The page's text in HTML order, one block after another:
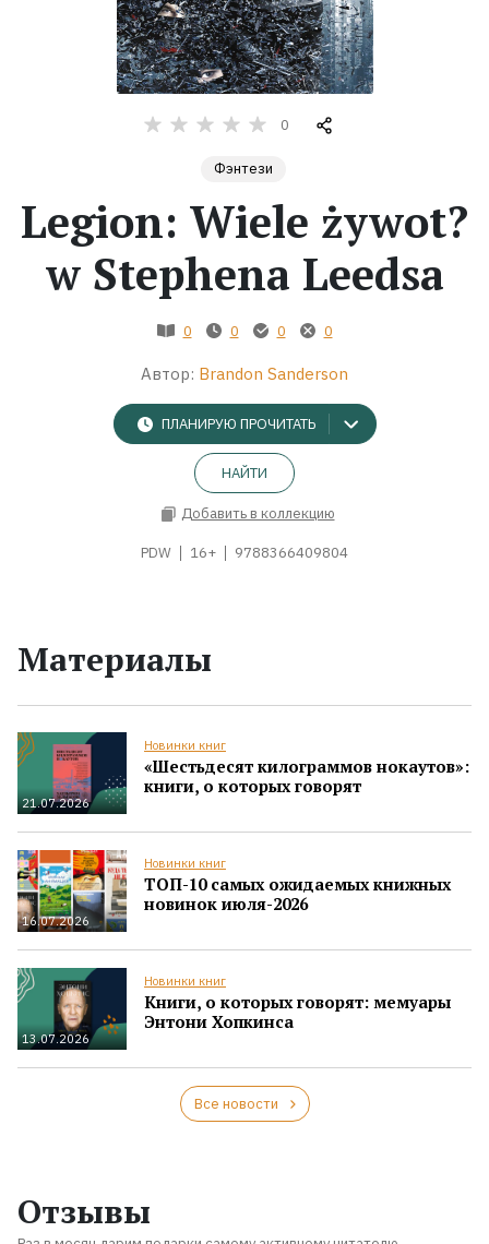
Коллекции
0
Фэнтези
Legion: Wiele żywot?
w Stephena Leedsa
0 0 0 0
Автор: Brandon Sanderson
ПЛАНИРУЮ ПРОЧИТАТЬ
НАЙТИ
Добавить в коллекцию
PDW 16+ 9788366409804
Материалы
21.07.2026
Новинки книг
«Шестьдесят килограммов нокаутов»:
книги, о которых говорят
16.07.2026
Новинки книг
ТОП-10 самых ожидаемых книжных
новинок июля-2026
13.07.2026
Новинки книг
Книги, о которых говорят: мемуары
Энтони Хопкинса
Все новости
Отзывы